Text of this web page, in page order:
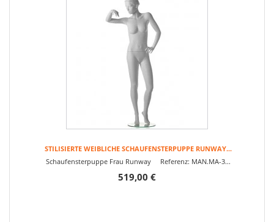
STILISIERTE WEIBLICHE SCHAUFENSTERPUPPE RUNWAY...
Schaufensterpuppe Frau Runway Referenz: MAN.MA-3...
519,00 €